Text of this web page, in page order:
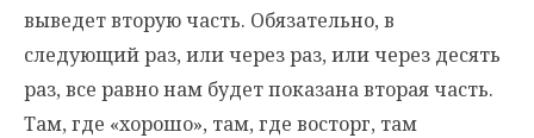
выведет вторую часть. Обязательно, в
следующий раз, или через раз, или через десять
раз, все равно нам будет показана вторая часть.
Там, где «хорошо», там, где восторг, там